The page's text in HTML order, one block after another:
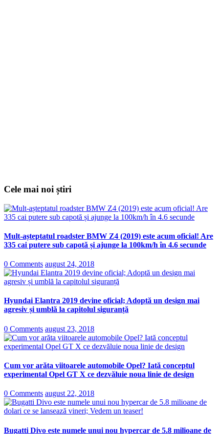
Cele mai noi știri
Mult-așteptatul roadster BMW Z4 (2019) este acum oficial! Are
335 cai putere sub capotă și ajunge la 100km/h în 4.6 secunde
0 Comments august 24, 2018
Hyundai Elantra 2019 devine oficial; Adoptă un design mai
agresiv și umblă la capitolul siguranță
0 Comments august 23, 2018
Cum vor arăta viitoarele automobile Opel? Iată conceptul
experimental Opel GT X ce dezvăluie noua linie de design
0 Comments august 22, 2018
Bugatti Divo este numele unui nou hypercar de 5.8 milioane de